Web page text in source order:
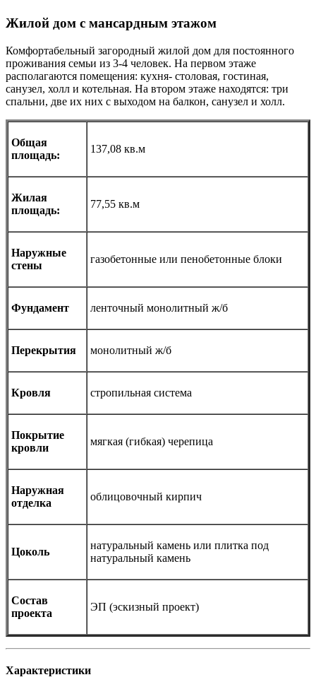
Жилой дом с мансардным этажом
Комфортабельный загородный жилой дом для постоянного
проживания семьи из 3-4 человек. На первом этаже
располагаются помещения: кухня- столовая, гостиная,
санузел, холл и котельная. На втором этаже находятся: три
спальни, две их них с выходом на балкон, санузел и холл.
Общая
площадь:
137,08 кв.м
Жилая
площадь:
77,55 кв.м
Наружные
стены
газобетонные или пенобетонные блоки
Фундамент ленточный монолитный ж/б
Перекрытия монолитный ж/б
Кровля стропильная система
Покрытие
кровли
мягкая (гибкая) черепица
Наружная
отделка
облицовочный кирпич
Цоколь
натуральный камень или плитка под
натуральный камень
Состав
проекта
ЭП (эскизный проект)
Характеристики